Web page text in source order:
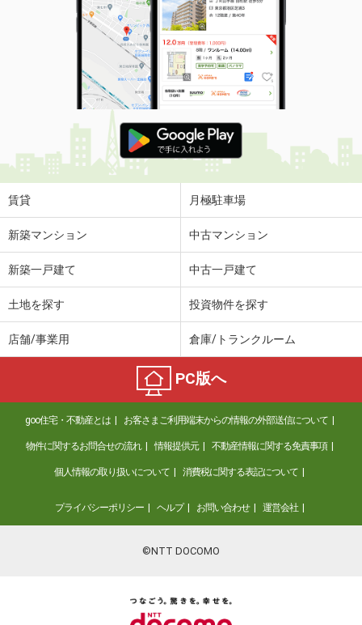
賃貸 月極駐車場
新築マンション 中古マンション
新築一戸建て 中古一戸建て
土地を探す 投資物件を探す
店舗/事業用 倉庫/トランクルーム
PC版へ
goo住宅・不動産とは お客さまご利用端末からの情報の外部送信について
物件に関するお問合せの流れ 情報提供元 不動産情報に関する免責事項
個人情報の取り扱いについて 消費税に関する表記について
プライバシーポリシー ヘルプ お問い合わせ 運営会社
©NTT DOCOMO